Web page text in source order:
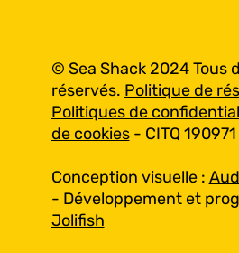
© Sea Shack 2024 Tous
réservés. Politique de
Politiques de
de cookies- CITQ
Conception visuelle :
- Développement et
Jolifish